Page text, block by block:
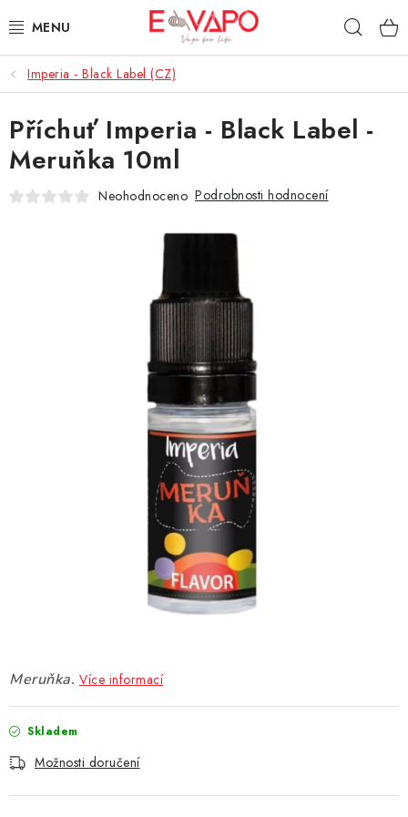
na
3D TISK
TIPY ZA DOBROU CENU
AROMATA A PŘÍCHUTĚ
NIKOTINOVÉ SÁČKY
DÁRKOVÉ VOUCHERY
ATOMIZÉRY A CARTRIDGE
BATERIE A NABÍJEČKY
PŘÍSLUŠENSTVÍ
Imperia - Black Label (CZ)
Meruňka. Více informací
Skladem
Možnosti doručení
Příchuť Imperia - Black Label -
Meruňka 10ml
Neohodnoceno Podrobnosti hodnocení